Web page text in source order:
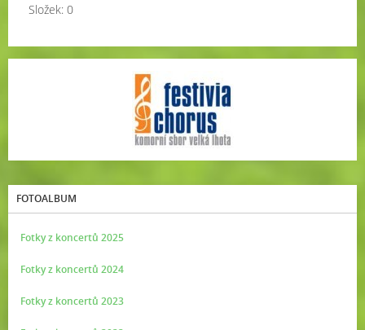
Složek: 0
FOTOALBUM
Fotky z koncertů 2025
Fotky z koncertů 2024
Fotky z koncertů 2023